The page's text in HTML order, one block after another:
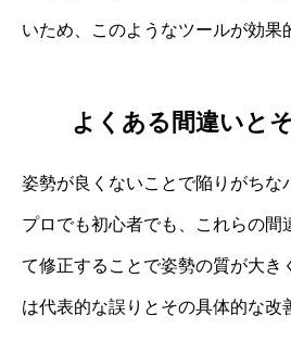
いため、このようなツールが効果
よくある間違いと
姿勢が良くないことで陥りがちな
プロでも初心者でも、これらの間
て修正することで姿勢の質が大き
は代表的な誤りとその具体的な改